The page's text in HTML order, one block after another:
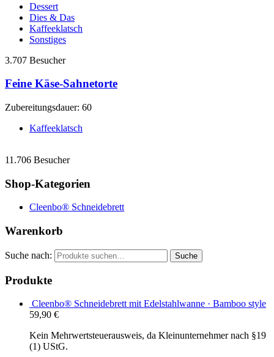
Dessert
Dies & Das
Kaffeeklatsch
Sonstiges
3.707 Besucher
Feine Käse-Sahnetorte
Zubereitungsdauer: 60
Kaffeeklatsch
11.706 Besucher
Shop-Kategorien
Cleenbo® Schneidebrett
Warenkorb
Suche nach: Suche
Produkte
Cleenbo® Schneidebrett mit Edelstahlwanne · Bamboo style
59,90 €
Kein Mehrwertsteuerausweis, da Kleinunternehmer nach §19
(1) UStG.